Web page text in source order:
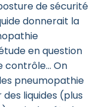
de sécurité
donnerait la
en question
contrôle… On
pneumopathie
liquides (plus